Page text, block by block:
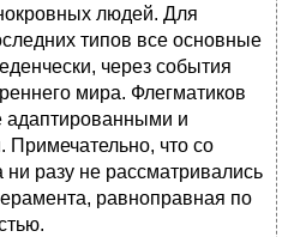
людей. Для
типов все основные
через события
мира. Флегматиков
адаптированными и
что со
разу не рассматривались
равноправная по